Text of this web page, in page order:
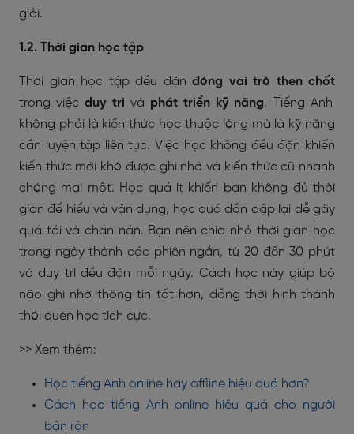
giỏi.
1.2. Thời gian học tập
Thời gian học tập đều đặn đóng vai trò then chốt
trong việcduy trì và phát triển kỹ năng. Tiếng Anh
không phải là kiến thức học thuộc lòng mà là kỹ năng
cần luyện tập liên tục. Việc học không đều đặn khiến
kiến thức mới khó được ghi nhớ và kiến thức cũ nhanh
chóng mai một. Học quá ít khiến bạn không đủ thời
gian để hiểu và vận dụng, học quá dồn dập lại dễ gây
quá tải và chán nản. Bạn nên chia nhỏ thời gian học
trong ngày thành các phiên ngắn, từ 20 đến 30 phút
và duy trì đều đặn mỗi ngày. Cách học này giúp bộ
não ghi nhớ thông tin tốt hơn, đồng thời hình thành
thói quen học tích cực.
>> Xem thêm:
Học tiếng Anh online hay offline hiệu quả hơn?
Cách học tiếng Anh online hiệu quả cho người
bận rộn